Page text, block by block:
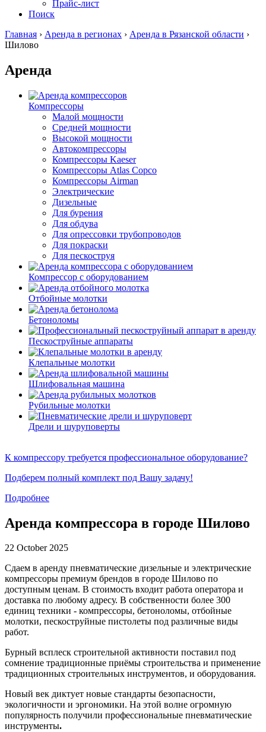
Прайс-лист
Поиск
Главная › Аренда в регионах › Аренда в Рязанской области ›
Шилово
Аренда
Компрессоры
Малой мощности
Средней мощности
Высокой мощности
Автокомпрессоры
Компрессоры Kaeser
Компрессоры Atlas Copco
Компрессоры Airman
Электрические
Дизельные
Для бурения
Для обдува
Для опрессовки трубопроводов
Для покраски
Для пескоструя
Компрессор с оборудованием
Отбойные молотки
Бетоноломы
Пескоструйные аппараты
Клепальные молотки
Шлифовальная машина
Рубильные молотки
Дрели и шуруповерты
К компрессору требуется профессиональное оборудование?
Подберем полный комплект под Вашу задачу!
Подробнее
Аренда компрессора в городе Шилово
22 October 2025
Сдаем в аренду пневматические дизельные и электрические
компрессоры премиум брендов в городе Шилово по
доступным ценам. В стоимость входит работа оператора и
доставка по любому адресу. В собственности более 300
единиц техники - компрессоры, бетоноломы, отбойные
молотки, пескоструйные пистолеты под различные виды
работ.
Бурный всплеск строительной активности поставил под
сомнение традиционные приёмы строительства и применение
традиционных строительных инструментов, и оборудования.
Новый век диктует новые стандарты безопасности,
экологичности и эргономики. На этой волне огромную
популярность получили профессиональные пневматические
инструменты.